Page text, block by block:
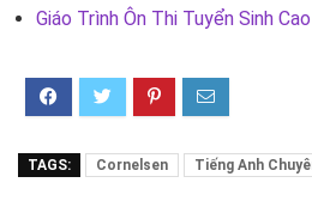
Giáo Trình Ôn Thi Tuyển Sinh
TAGS: Cornelsen Tiếng Anh